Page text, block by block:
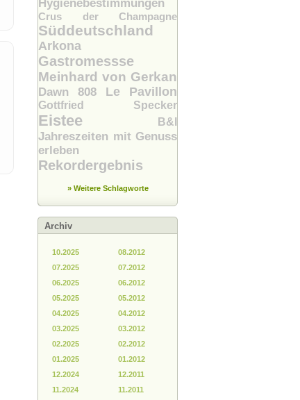
Hygienebestimmungen
Crus der Champagne
Süddeutschland
Arkona
Gastromessse
Meinhard von Gerkan
Dawn 808 Le Pavillon
Gottfried Specker
Eistee B&I
Jahreszeiten mit Genuss
erleben
Rekordergebnis
» Weitere Schlagworte
Archiv
10.2025
07.2025
06.2025
05.2025
04.2025
03.2025
02.2025
01.2025
12.2024
11.2024
08.2012
07.2012
06.2012
05.2012
04.2012
03.2012
02.2012
01.2012
12.2011
11.2011